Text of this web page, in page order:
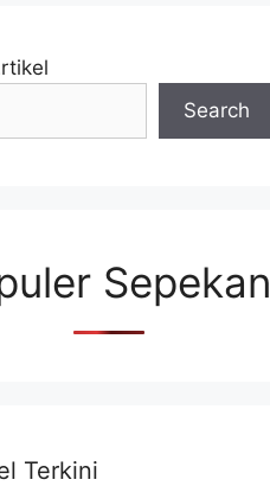
Search
Sepekan
Terkini